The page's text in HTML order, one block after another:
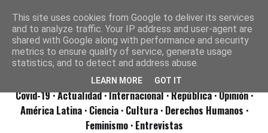
Covid-19· Actualidad· Internacional· República· Opinión·
América Latina · Ciencia · Cultura · Derechos Humanos ·
Feminismo · Entrevistas
This site uses cookies from Google to deliver its services
and to analyze traffic. Your IP address and user-agent are
shared with Google along with performance and security
metrics to ensure quality of service, generate usage
statistics, and to detect and address abuse.
LEARN MORE GOT IT